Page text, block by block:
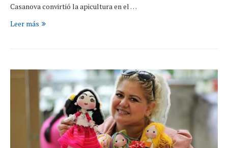
Casanova convirtió la apicultura en el …
Leer más